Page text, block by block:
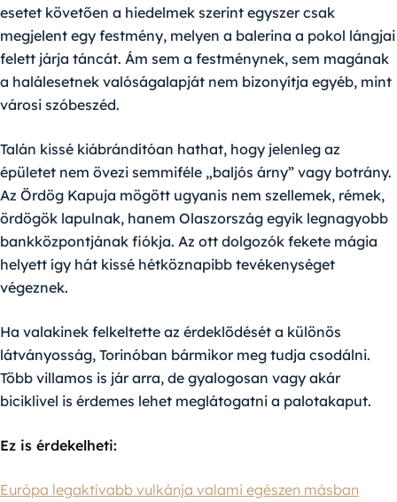
esetet követően a hiedelmek szerint egyszer csak
megjelent egy festmény, melyen a balerina a pokol lángjai
felett járja táncát. Ám sem a festménynek, sem magának
a halálesetnek valóságalapját nem bizonyítja egyéb, mint
városi szóbeszéd.
Talán kissé kiábrándítóan hathat, hogy jelenleg az
épületet nem övezi semmiféle „baljós árny” vagy botrány.
Az Ördög Kapuja mögött ugyanis nem szellemek, rémek,
ördögök lapulnak, hanem Olaszország egyik legnagyobb
bankközpontjának fiókja. Az ott dolgozók fekete mágia
helyett így hát kissé hétköznapibb tevékenységet
végeznek.
Ha valakinek felkeltette az érdeklődését a különös
látványosság, Torinóban bármikor meg tudja csodálni.
Több villamos is jár arra, de gyalogosan vagy akár
biciklivel is érdemes lehet meglátogatni a palotakaput.
Ez is érdekelheti:
Európa legaktívabb vulkánja valami egészen másban